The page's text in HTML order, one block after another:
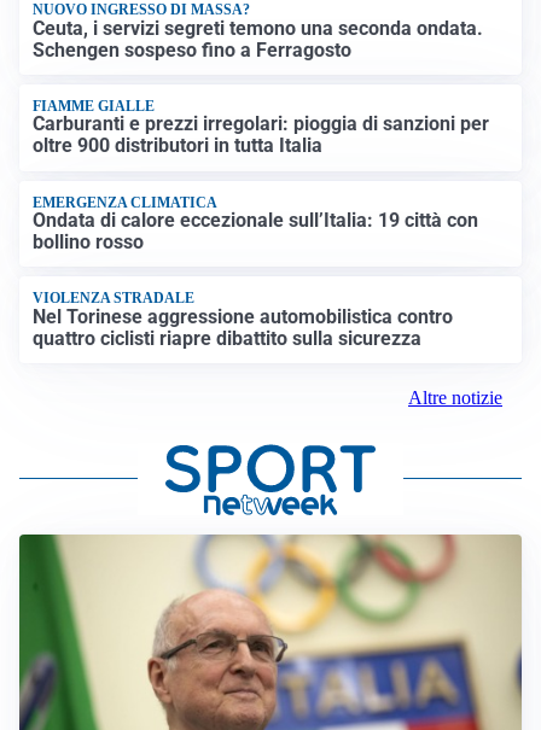
NUOVO INGRESSO DI MASSA?
Ceuta, i servizi segreti temono una seconda ondata.
Schengen sospeso fino a Ferragosto
FIAMME GIALLE
Carburanti e prezzi irregolari: pioggia di sanzioni per
oltre 900 distributori in tutta Italia
EMERGENZA CLIMATICA
Ondata di calore eccezionale sull’Italia: 19 città con
bollino rosso
VIOLENZA STRADALE
Nel Torinese aggressione automobilistica contro
quattro ciclisti riapre dibattito sulla sicurezza
Altre notizie